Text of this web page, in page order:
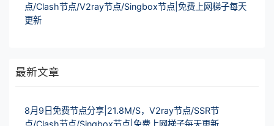
点/Clash节点/V2ray节点/Singbox节点|免费上网梯子每天
更新
最新文章
8月9日免费节点分享|21.8M/S，V2ray节点/SSR节